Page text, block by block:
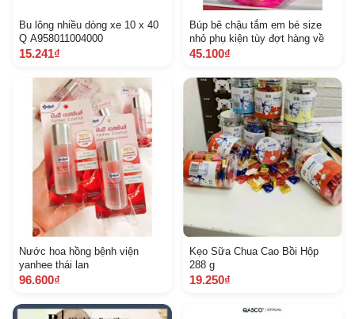
Bu lông nhiều dòng xe 10 x 40
Q A958011004000
15.241₫
Búp bê chậu tắm em bé size
nhỏ phụ kiện tùy đợt hàng về
45.100₫
Nước hoa hồng bệnh viện
yanhee thái lan
96.600₫
Kẹo Sữa Chua Cao Bồi Hộp
288 g
19.250₫